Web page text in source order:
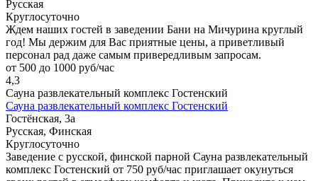
Русская
Круглосуточно
Ждем наших гостей в заведении Бани на Мичурина круглый
год! Мы держим для Вас приятные цены, а приветливый
персонал рад даже самым привередливым запросам.
от 500 до 1000 руб/час
4,3
Сауна развлекательный комплекс Гостенский
Сауна развлекательный комплекс Гостенский
Гостёнская, 3а
Русская, Финская
Круглосуточно
Заведение с русской, финской парной Сауна развлекательный
комплекс Гостенский от 750 руб/час приглашает окунуться